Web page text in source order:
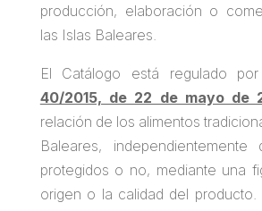
producción, elaboración o
las Islas Baleares.
El Catálogo está regulado
40/2015, de 22 de mayo de
relación de los alimentos
Baleares,
protegidos o no, mediante una
origen o la calidad del producto.